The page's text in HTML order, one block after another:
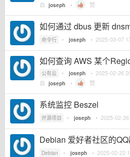
自 joseph • 赞
如何通过 dbus 更新
命令行 • joseph • 2025-03-07
如何查询 AWS 某个
公有云 • joseph • 2025-02-26
自 joseph • 赞
系统监控 Beszel
开源项目 • joseph • 2025-02-
Debian 爱好者社区的
Debian • joseph • 2025-02-22